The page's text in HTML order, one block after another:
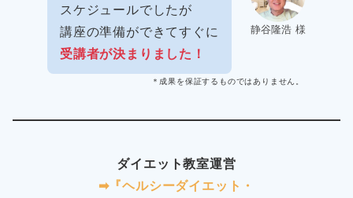
静谷隆浩 様
スケジュールでしたが
講座の準備ができてすぐに
受講者が決まりました！
＊成果を保証するものではありません。
ダイエット教室運営
➡︎『ヘルシーダイエット・